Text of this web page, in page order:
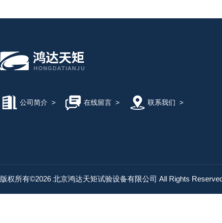
公司简介 > 在线留言> 联系我们 >
版权所有©2026 北京鸿达天矩试验设备有限公司 All Rights